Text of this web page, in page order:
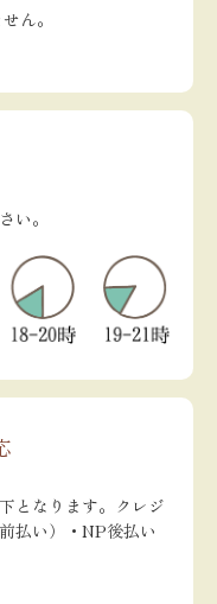
ん。
い。
となります。クレジ
払い）・NP後払い